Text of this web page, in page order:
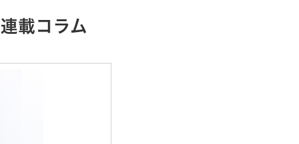
載コラム